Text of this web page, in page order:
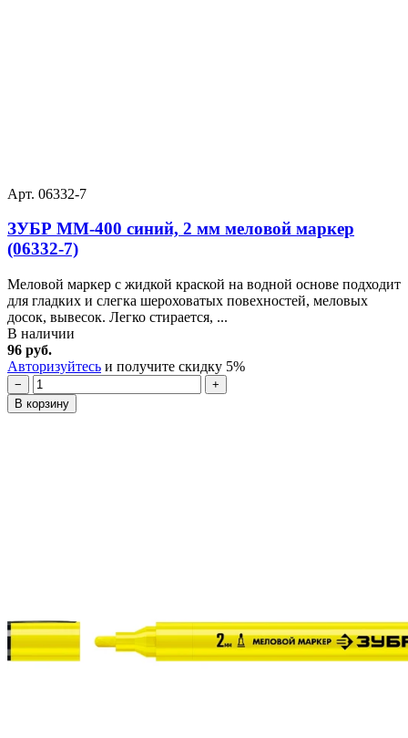
Арт. 06332-7
ЗУБР ММ-400 синий, 2 мм меловой маркер
(06332-7)
Меловой маркер с жидкой краской на водной основе подходит
для гладких и слегка шероховатых повехностей, меловых
досок, вывесок. Легко стирается, ...
В наличии
96 руб.
Авторизуйтесь и получите скидку 5%
−
+
В корзину